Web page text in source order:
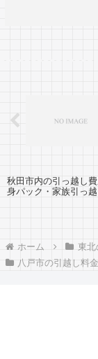
秋田市内の引っ越し
身パック・家族引っ
ホーム 東北
八戸市の引越し料